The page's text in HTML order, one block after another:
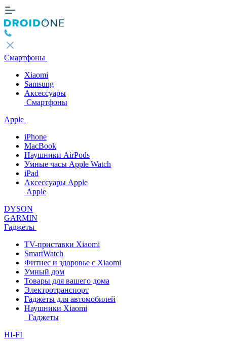
Смартфоны
Xiaomi
Samsung
Аксессуары
Смартфоны
Apple
iPhone
MacBook
Наушники AirPods
Умные часы Apple Watch
iPad
Аксессуары Apple
Apple
DYSON
GARMIN
Гаджеты
TV-приставки Xiaomi
SmartWatch
Фитнес и здоровье с Xiaomi
Умный дом
Товары для вашего дома
Электротранспорт
Гаджеты для автомобилей
Наушники Xiaomi
Гаджеты
HI-FI